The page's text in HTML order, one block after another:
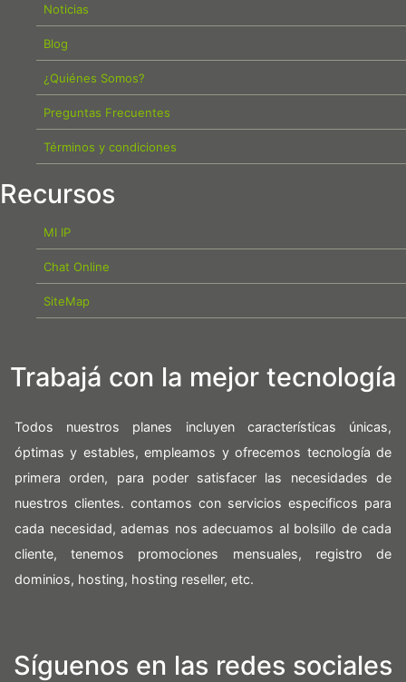
Noticias
Blog
¿Quiénes Somos?
Preguntas Frecuentes
Términos y condiciones
Recursos
MI IP
Chat Online
SiteMap
Trabajá con la mejor tecnología
Todos nuestros planes incluyen características únicas,
óptimas y estables, empleamos y ofrecemos tecnología de
primera orden, para poder satisfacer las necesidades de
nuestros clientes. contamos con servicios especificos para
cada necesidad, ademas nos adecuamos al bolsillo de cada
cliente, tenemos promociones mensuales, registro de
dominios, hosting, hosting reseller, etc.
Síguenos en las redes sociales